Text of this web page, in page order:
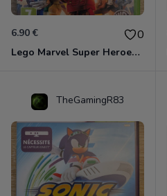
6.90 € 0
Lego Marvel Super Heroes Xbox 360
TheGamingR83